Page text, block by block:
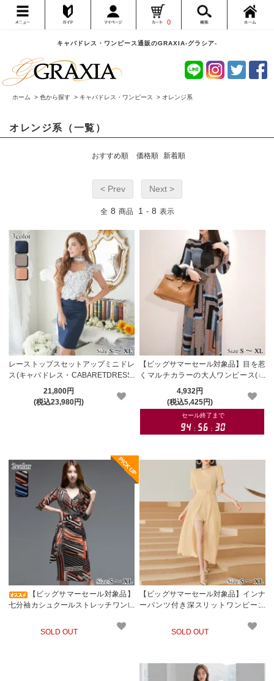
キャバドレス・ワンピース通販のGRAXIA-グラシア-
0
ホーム > 色から探す > キャバドレス・ワンピース > オレンジ系
オレンジ系（一覧）
おすすめ順 価格順 新着順
< Prev Next >
全 8 商品 1 - 8 表示
レーストップスセットアップミニドレ
ス(キャバドレス・CABARETDRESS)
【メーカーお取り寄せ】
21,800円
(税込23,980円)
【ビッグサマーセール対象品】目を惹
くマルチカラーの大人ワンピース(キ
ャバドレス・CABARETDRESS)
4,932円
(税込5,425円)
【ビッグサマーセール対象品】
七分袖カシュクールストレッチワンピ
SOLD OUT
【ビッグサマーセール対象品】インナ
ーパンツ付き深スリットワンピース
SOLD OUT